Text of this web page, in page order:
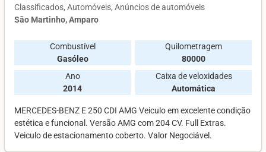
Classificados Automóveis Anúncios de automóveis
São Martinho, Amparo
Combustível
Gasóleo
Quilometragem
80000
Ano
2014
Caixa de veloxidades
Automática
MERCEDES-BENZ E 250 CDI AMG Veiculo em excelente condição
estética e funcional. Versão AMG com 204 CV. Full Extras.
Veiculo de estacionamento coberto. Valor Negociável.